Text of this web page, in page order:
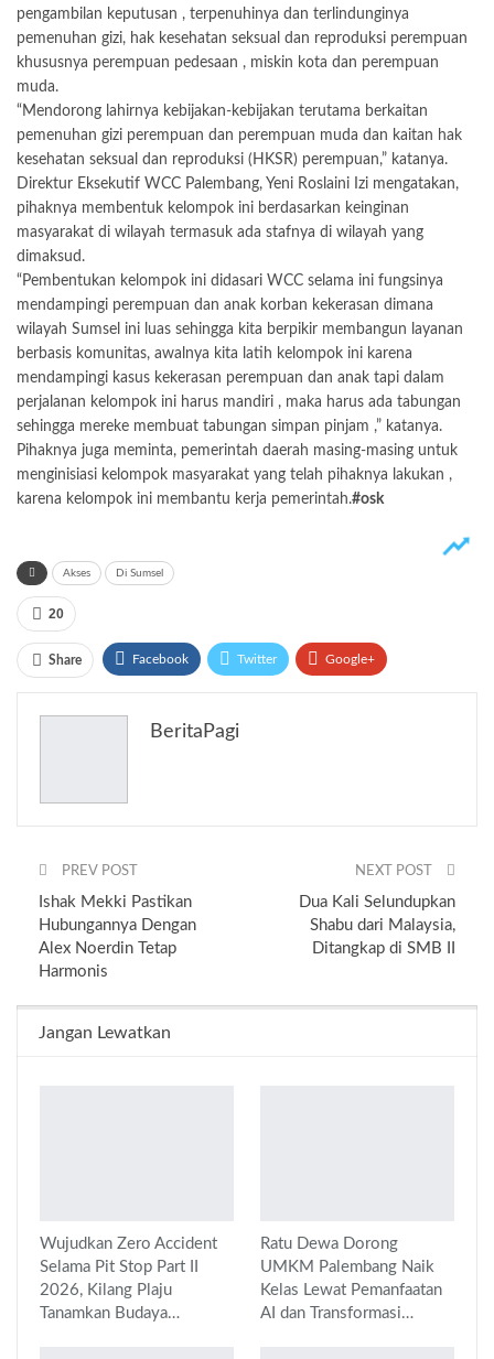
pengambilan keputusan , terpenuhinya dan terlindunginya
pemenuhan gizi, hak kesehatan seksual dan reproduksi perempuan
khususnya perempuan pedesaan , miskin kota dan perempuan
muda.
“Mendorong lahirnya kebijakan-kebijakan terutama berkaitan
pemenuhan gizi perempuan dan perempuan muda dan kaitan hak
kesehatan seksual dan reproduksi (HKSR) perempuan,” katanya.
Direktur Eksekutif WCC Palembang, Yeni Roslaini Izi mengatakan,
pihaknya membentuk kelompok ini berdasarkan keinginan
masyarakat di wilayah termasuk ada stafnya di wilayah yang
dimaksud.
“Pembentukan kelompok ini didasari WCC selama ini fungsinya
mendampingi perempuan dan anak korban kekerasan dimana
wilayah Sumsel ini luas sehingga kita berpikir membangun layanan
berbasis komunitas, awalnya kita latih kelompok ini karena
mendampingi kasus kekerasan perempuan dan anak tapi dalam
perjalanan kelompok ini harus mandiri , maka harus ada tabungan
sehingga mereke membuat tabungan simpan pinjam ,” katanya.
Pihaknya juga meminta, pemerintah daerah masing-masing untuk
menginisiasi kelompok masyarakat yang telah pihaknya lakukan ,
karena kelompok ini membantu kerja pemerintah.#osk
Akses Di Sumsel
20
Share Facebook Twitter Google+
BeritaPagi
PREV POST
Ishak Mekki Pastikan
Hubungannya Dengan
Alex Noerdin Tetap
Harmonis
NEXT POST
Dua Kali Selundupkan
Shabu dari Malaysia,
Ditangkap di SMB II
Jangan Lewatkan
Wujudkan Zero Accident
Selama Pit Stop Part II
2026, Kilang Plaju
Tanamkan Budaya…
Ratu Dewa Dorong
UMKM Palembang Naik
Kelas Lewat Pemanfaatan
AI dan Transformasi…